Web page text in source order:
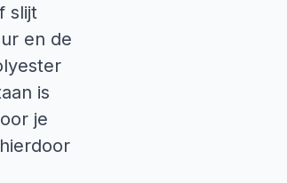
slijt
en de
is
je